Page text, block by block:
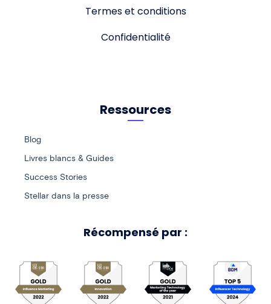
Termes et conditions
Confidentialité
Ressources
Blog
Livres blancs & Guides
Success Stories
Stellar dans la presse
Récompensé par :